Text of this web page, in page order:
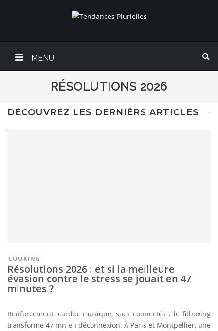
MENU
RÉSOLUTIONS 2026
DÉCOUVREZ LES DERNIÈRS ARTICLES
COOKING
Résolutions 2026 : et si la meilleure
évasion contre le stress se jouait en 47
minutes ?
Renforcement, cardio, musique, sacs connectés : le fitboxing
transforme 47 mn en déconnexion. À Paris et Montpellier, une